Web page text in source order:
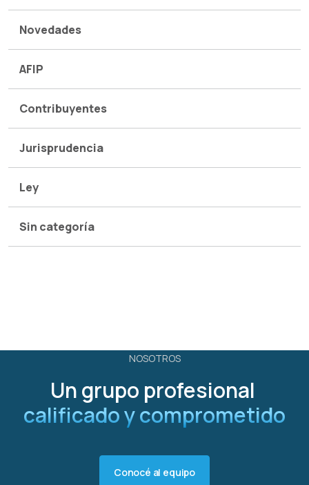
Novedades
AFIP
Contribuyentes
Jurisprudencia
Ley
Sin categoría
NOSOTROS
Un grupo profesional
calificado y comprometido
Conocé al equipo